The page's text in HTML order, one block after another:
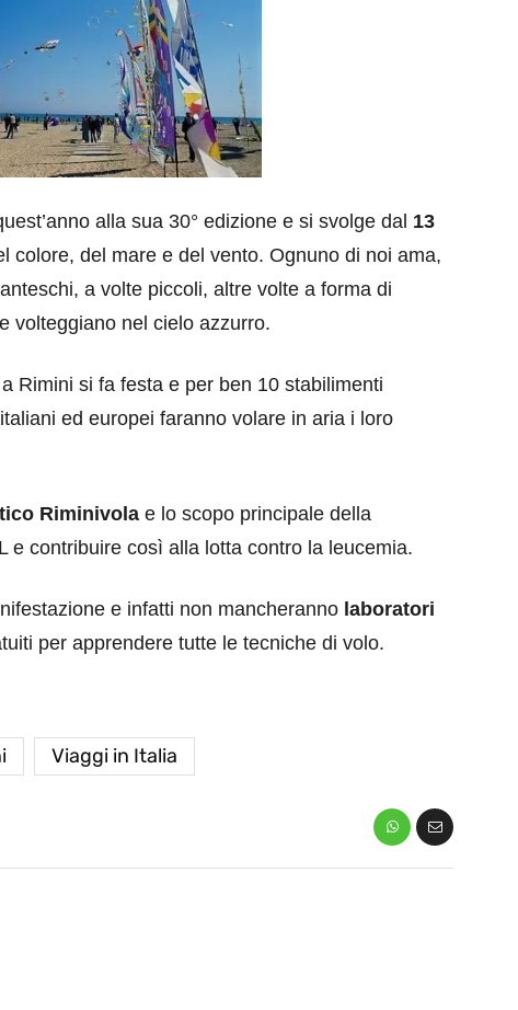
alla sua 30° edizione e si svolge dal 13
colore, del mare e del vento. Ognuno di noi ama,
a volte piccoli, altre volte a forma di
volteggiano nel cielo azzurro.
Rimini si fa festa e per ben 10 stabilimenti
ed europei faranno volare in aria i loro
Riminivola e lo scopo principale della
e contribuire così alla lotta contro la leucemia.
e infatti non mancheranno laboratori
per apprendere tutte le tecniche di volo.
Viaggi in Italia